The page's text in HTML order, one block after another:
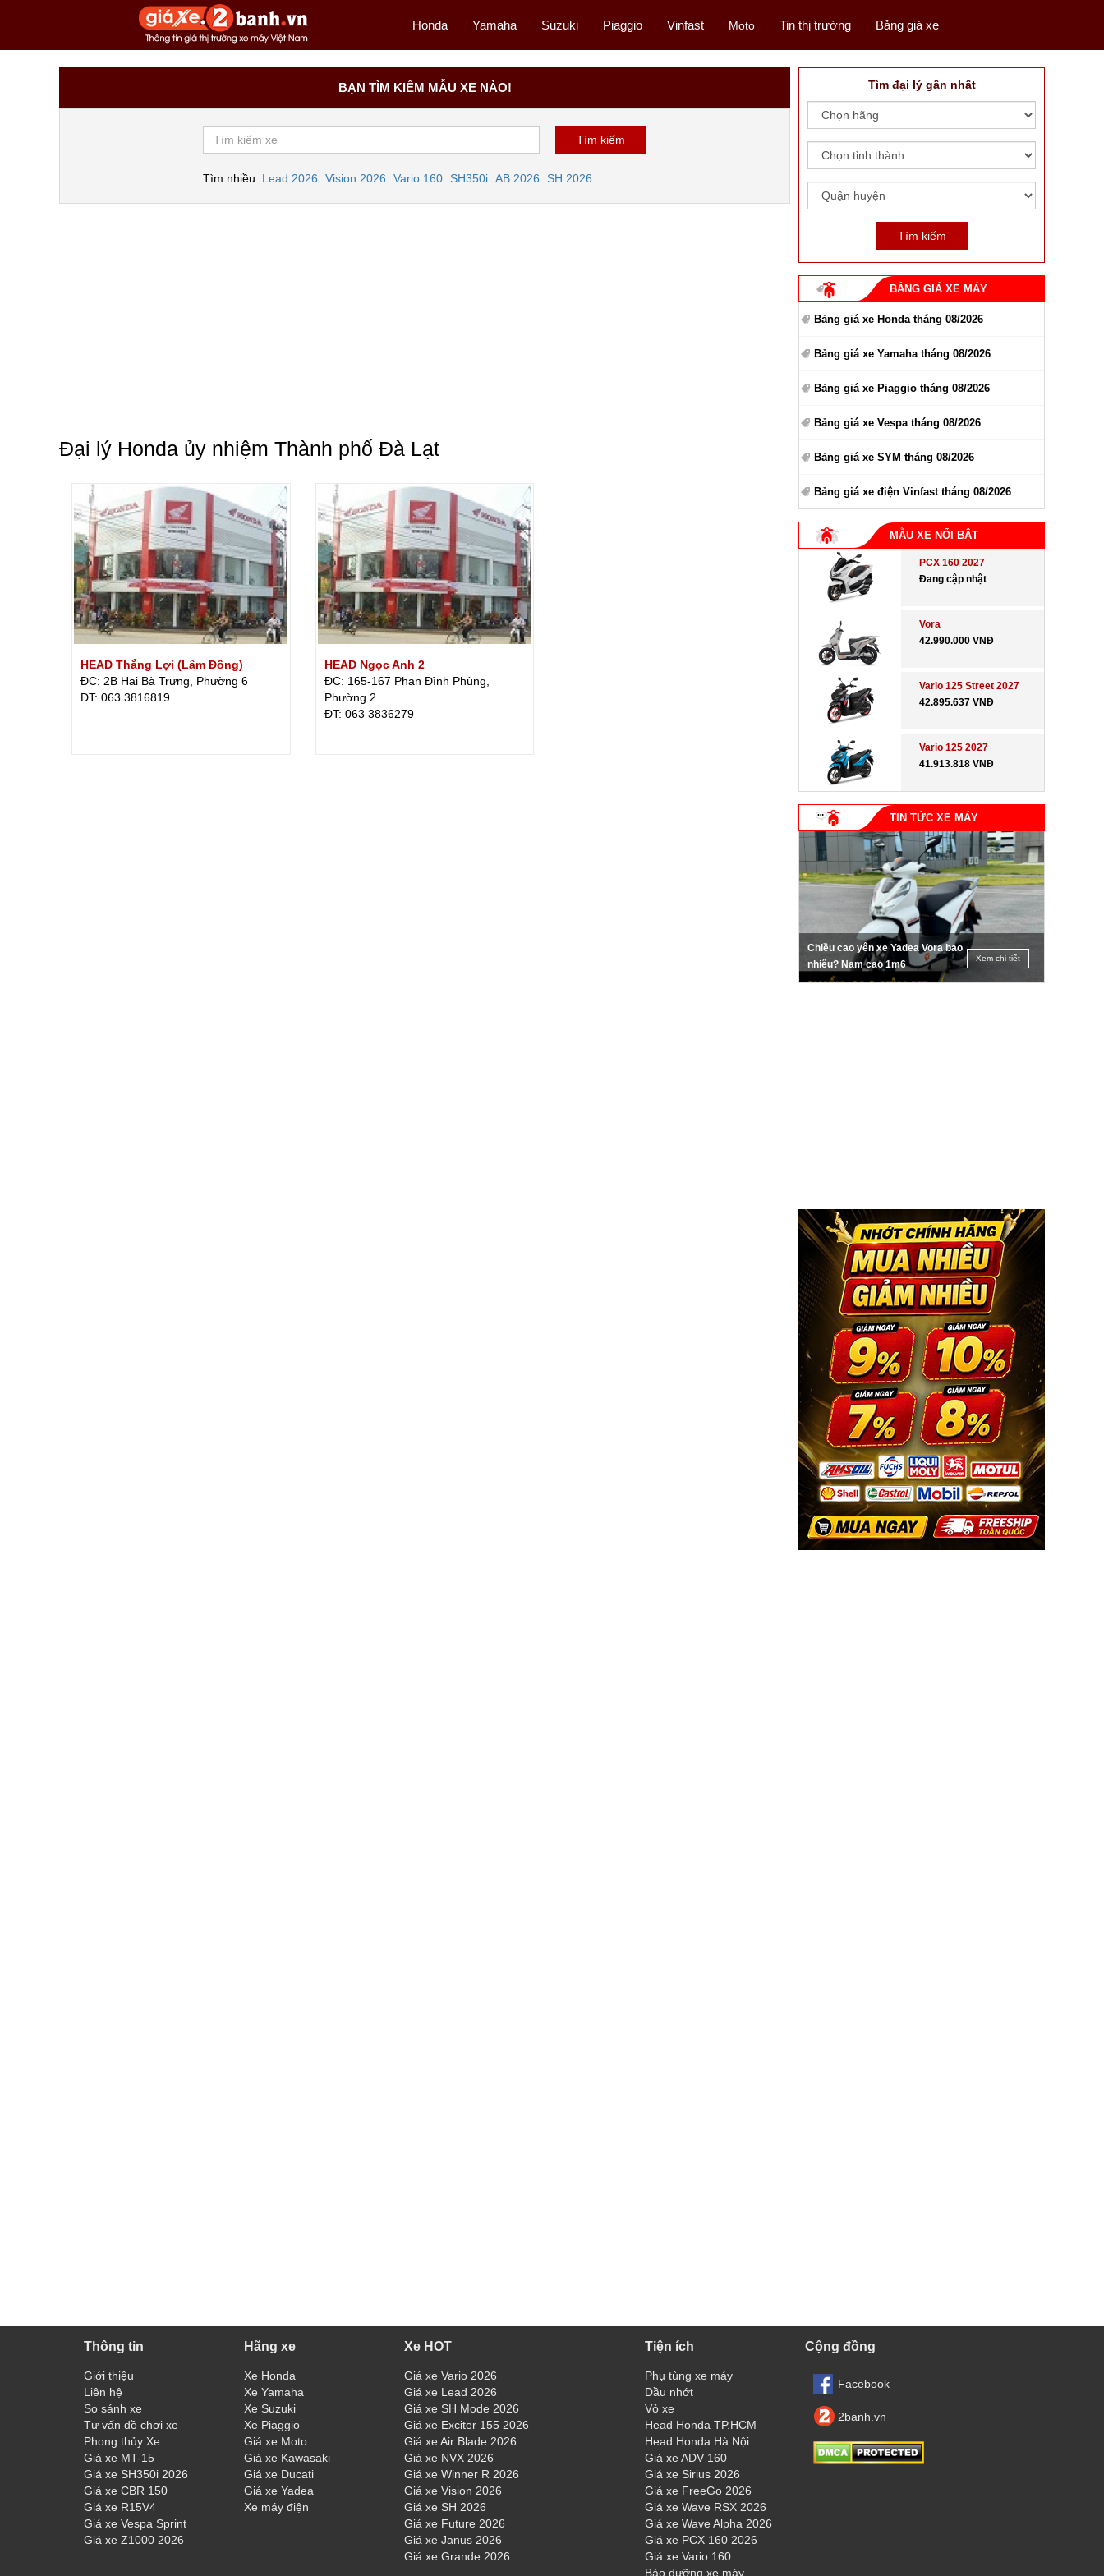
Honda Yamaha Suzuki Piaggio Vinfast Moto Tin thị trường Bảng giá xe
BẠN TÌM KIẾM MẪU XE NÀO!
Tìm nhiều: Lead 2026 Vision 2026 Vario 160 SH350i AB 2026 SH 2026
Đại lý Honda ủy nhiệm Thành phố Đà Lạt
HEAD Thắng Lợi (Lâm Đồng)
ĐC: 2B Hai Bà Trưng, Phường 6
ÐT: 063 3816819
HEAD Ngọc Anh 2
ĐC: 165-167 Phan Đình Phùng,
Phường 2
ÐT: 063 3836279
Tìm đại lý gần nhất
BẢNG GIÁ XE MÁY
Bảng giá xe Honda tháng 08/2026
Bảng giá xe Yamaha tháng 08/2026
Bảng giá xe Piaggio tháng 08/2026
Bảng giá xe Vespa tháng 08/2026
Bảng giá xe SYM tháng 08/2026
Bảng giá xe điện Vinfast tháng 08/2026
MẪU XE NỔI BẬT
PCX 160 2027
Đang cập nhật
Vora
42.990.000 VNĐ
Vario 125 Street 2027
42.895.637 VNĐ
Vario 125 2027
41.913.818 VNĐ
TIN TỨC XE MÁY
Chiều cao yên xe Yadea Vora bao
nhiêu? Nam cao 1m6
Xem chi tiết
Thông tin
Giới thiệu
Liên hệ
So sánh xe
Tư vấn đồ chơi xe
Phong thủy Xe
Giá xe MT-15
Giá xe SH350i 2026
Giá xe CBR 150
Giá xe R15V4
Giá xe Vespa Sprint
Giá xe Z1000 2026
Hãng xe
Xe Honda
Xe Yamaha
Xe Suzuki
Xe Piaggio
Giá xe Moto
Giá xe Kawasaki
Giá xe Ducati
Giá xe Yadea
Xe máy điện
Xe HOT
Giá xe Vario 2026
Giá xe Lead 2026
Giá xe SH Mode 2026
Giá xe Exciter 155 2026
Giá xe Air Blade 2026
Giá xe NVX 2026
Giá xe Winner R 2026
Giá xe Vision 2026
Giá xe SH 2026
Giá xe Future 2026
Giá xe Janus 2026
Giá xe Grande 2026
Tiện ích
Phụ tùng xe máy
Dầu nhớt
Vỏ xe
Head Honda TP.HCM
Head Honda Hà Nội
Giá xe ADV 160
Giá xe Sirius 2026
Giá xe FreeGo 2026
Giá xe Wave RSX 2026
Giá xe Wave Alpha 2026
Giá xe PCX 160 2026
Giá xe Vario 160
Bảo dưỡng xe máy
Cộng đồng
Facebook
2banh.vn